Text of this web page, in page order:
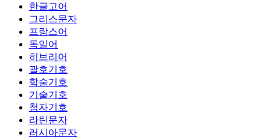
한글고어
그리스문자
프랑스어
독일어
히브리어
괄호기호
학술기호
기술기호
첨자기호
라틴문자
러시아문자